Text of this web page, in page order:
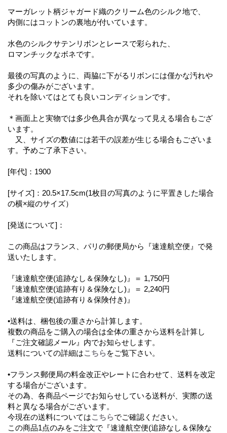
マーガレット柄ジャガード織のクリーム色のシルク地で、
内側にはコットンの裏地が付いています。
水色のシルクサテンリボンとレースで彩られた、
ロマンチックなボネです。
最後の写真のように、両脇に下がるリボンには僅かな汚れや
多少の傷みがございます。
それを除いてはとても良いコンディションです。
＊画面上と実物では多少色具合が異なって見える場合もござ
います。
又、サイズの数値には若干の誤差が生じる場合もございま
す。予めご了承下さい。
[年代]：1900
[サイズ]：20.5×17.5cm(1枚目の写真のように平置きした場合
の横×縦のサイズ）
[発送について]：
この商品はフランス、パリの郵便局から『速達航空便』で発
送いたします。
『速達航空便(追跡なし＆保険なし)』＝ 1,750円
『速達航空便(追跡有り＆保険なし)』＝ 2,240円
『速達航空便(追跡有り＆保険付き)』
•送料は、梱包後の重さから計算します。
複数の商品をご購入の場合は全体の重さから送料を計算し
『ご注文確認メール』内でお知らせします。
送料についての詳細はこちらをご覧下さい。
•フランス郵便局の料金改正やレートに合わせて、送料を改定
する場合がございます。
その為、各商品ページでお知らせしている送料が、実際の送
料と異なる場合がございます。
今現在の送料についてはこちらでご確認ください。
この商品1点のみをご注文で『速達航空便(追跡なし＆保険な